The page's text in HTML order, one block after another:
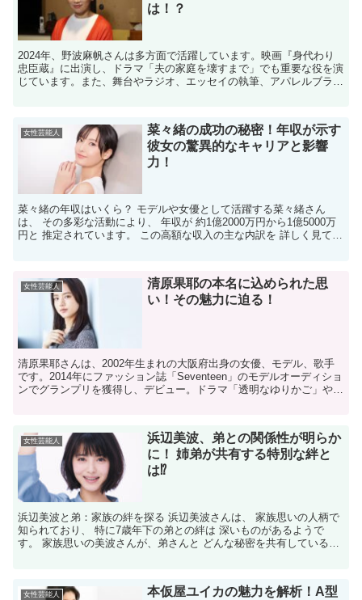
は！？
2024年、野波麻帆さんは多方面で活躍しています。映画『身代わり
忠臣蔵』に出演し、ドラマ「夫の家庭を壊すまで」でも重要な役を演
じています。また、舞台やラジオ、エッセイの執筆、アパレルブラン
女性芸能人
菜々緒の成功の秘密！年収が示す
彼女の驚異的なキャリアと影響
力！
菜々緒の年収はいくら？ モデルや女優として活躍する菜々緒さん
は、 その多彩な活動により、 年収が 約1億2000万円から1億5000万
円と 推定されています。 この高額な収入の主な内訳を 詳しく見てい
女性芸能人
清原果耶の本名に込められた思
い！その魅力に迫る！
清原果耶さんは、2002年生まれの大阪府出身の女優、モデル、歌手
です。2014年にファッション誌「Seventeen」のモデルオーディショ
ンでグランプリを獲得し、デビュー。ドラマ「透明なゆりかご」や
女性芸能人
浜辺美波、弟との関係性が明らか
に！ 姉弟が共有する特別な絆と
は⁉
浜辺美波と弟：家族の絆を探る 浜辺美波さんは、 家族思いの人柄で
知られており、 特に7歳年下の弟との絆は 深いものがあるようで
す。 家族思いの美波さんが、弟さんと どんな秘密を共有しているの
女性芸能人
本仮屋ユイカの魅力を解析！A型